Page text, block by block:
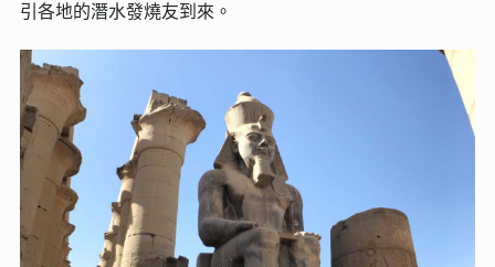
引各地的潛水發燒友到來。